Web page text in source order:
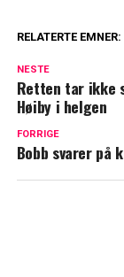
RELATERTE EMNER:
NESTE
Retten tar ikke
Høiby i helgen
FORRIGE
Bobb svarer